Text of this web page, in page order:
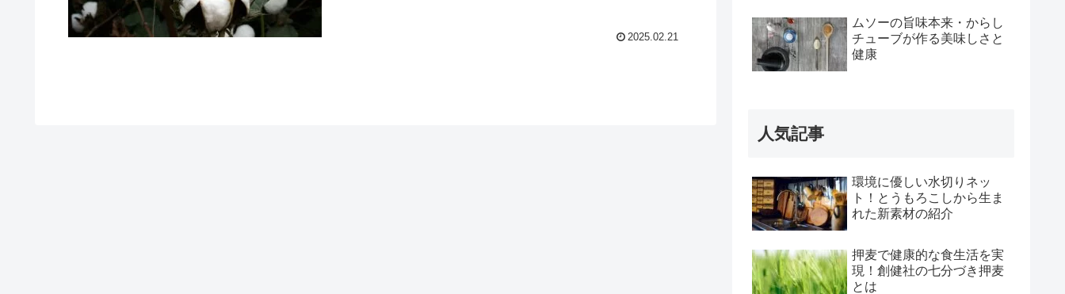
ことが一般的です。これに対し、オーガニックコットンは自然の力を
2025.02.21
ムソーの旨味本来・からし
チューブが作る美味しさと
健康
人気記事
環境に優しい水切りネッ
ト！とうもろこしから生ま
れた新素材の紹介
押麦で健康的な食生活を実
現！創健社の七分づき押麦
とは